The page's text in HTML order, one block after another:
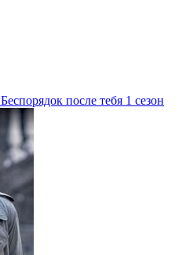
Беспорядок после тебя 1 сезон